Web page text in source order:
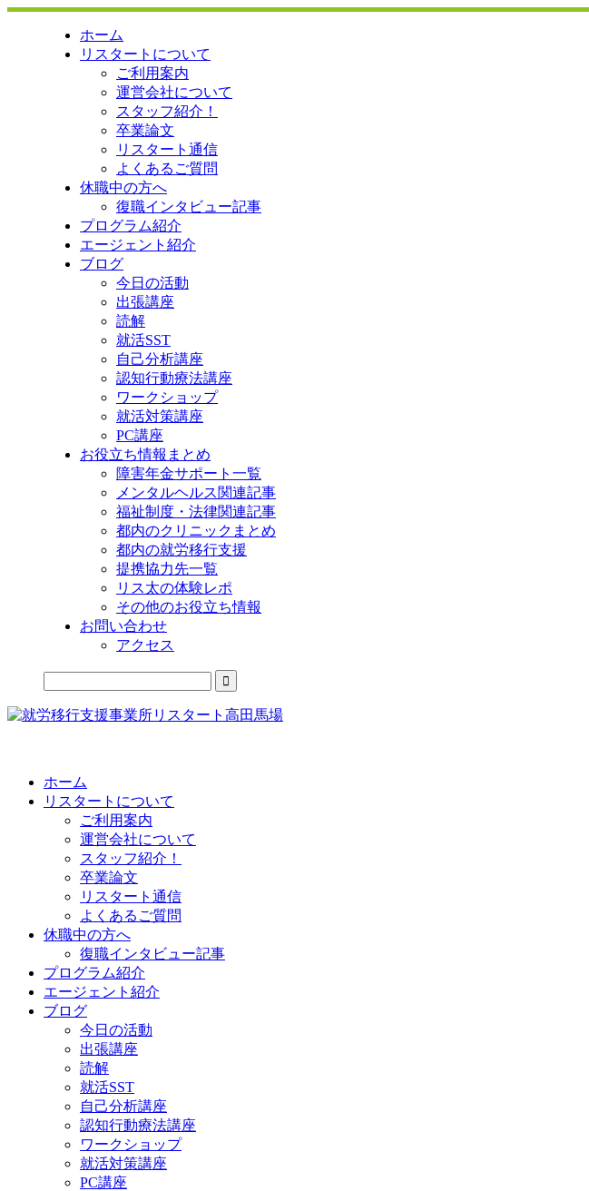
ホーム
リスタートについて
ご利用案内
運営会社について
スタッフ紹介！
卒業論文
リスタート通信
よくあるご質問
休職中の方へ
復職インタビュー記事
プログラム紹介
エージェント紹介
ブログ
今日の活動
出張講座
読解
就活SST
自己分析講座
認知行動療法講座
ワークショップ
就活対策講座
PC講座
お役立ち情報まとめ
障害年金サポート一覧
メンタルヘルス関連記事
福祉制度・法律関連記事
都内のクリニックまとめ
都内の就労移行支援
提携協力先一覧
リス太の体験レポ
その他のお役立ち情報
お問い合わせ
アクセス
ホーム
リスタートについて
ご利用案内
運営会社について
スタッフ紹介！
卒業論文
リスタート通信
よくあるご質問
休職中の方へ
復職インタビュー記事
プログラム紹介
エージェント紹介
ブログ
今日の活動
出張講座
読解
就活SST
自己分析講座
認知行動療法講座
ワークショップ
就活対策講座
PC講座